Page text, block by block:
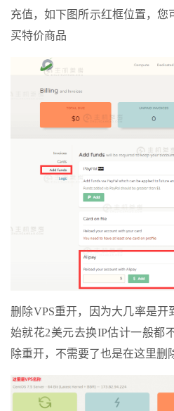
充值，如下图所示红框位置，您
买特价商品
删除VPS重开，因为大几率是开
始就花2美元去换IP估计一般都
除重开，不需要了也是在这里删